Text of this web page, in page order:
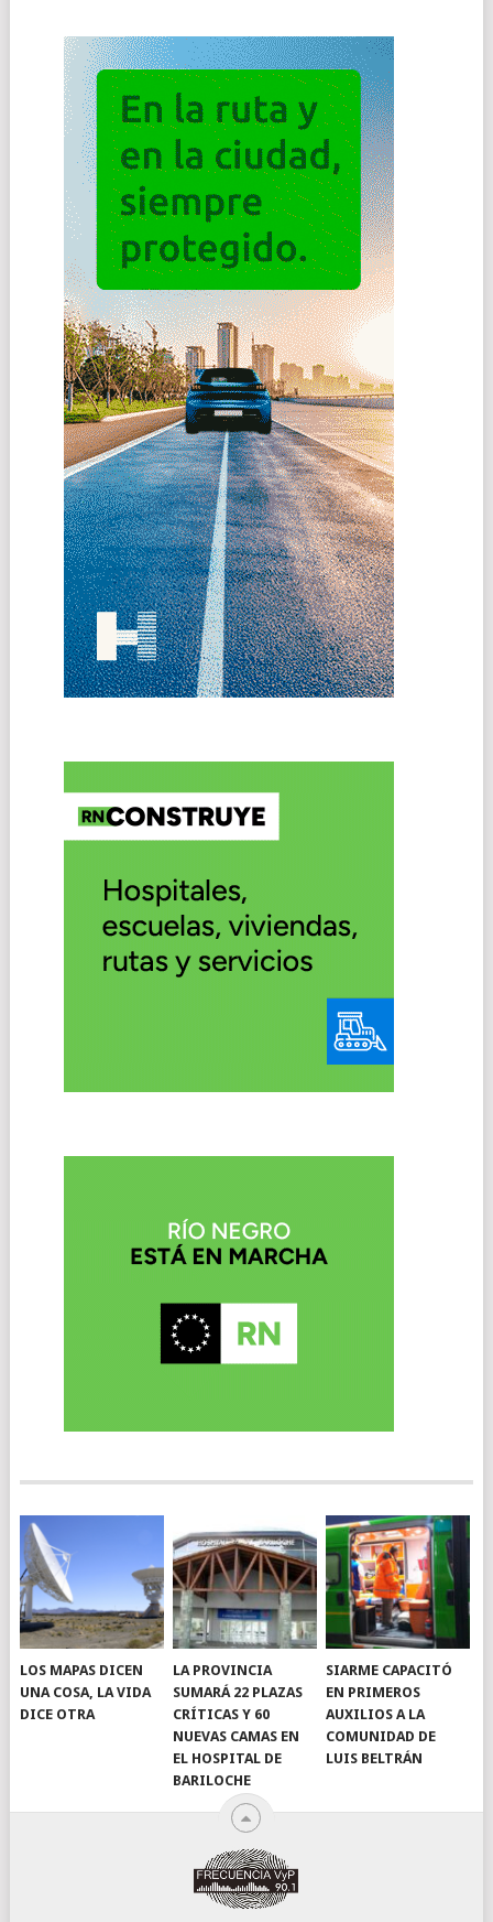
LOS MAPAS DICEN
UNA COSA, LA VIDA
DICE OTRA
LA PROVINCIA
SUMARÁ 22 PLAZAS
CRÍTICAS Y 60
NUEVAS CAMAS EN
EL HOSPITAL DE
BARILOCHE
SIARME CAPACITÓ
EN PRIMEROS
AUXILIOS A LA
COMUNIDAD DE
LUIS BELTRÁN